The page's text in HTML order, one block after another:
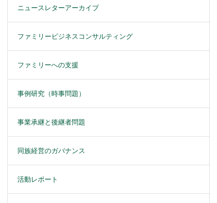
ニュースレターアーカイブ
ファミリービジネスコンサルティング
ファミリーへの支援
事例研究（時事問題）
事業承継と後継者問題
同族経営のガバナンス
活動レポート